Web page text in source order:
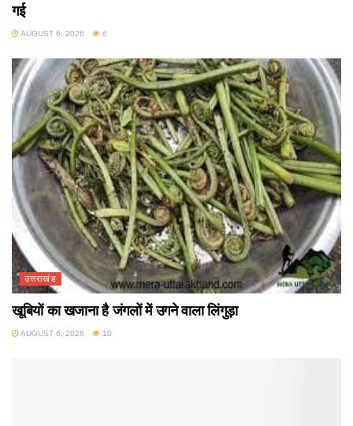
गई
AUGUST 6, 2026 6
उत्तराखंड
खूबियों का खजाना है जंगलों में उगने वाला लिंगुड़ा
AUGUST 6, 2026 10